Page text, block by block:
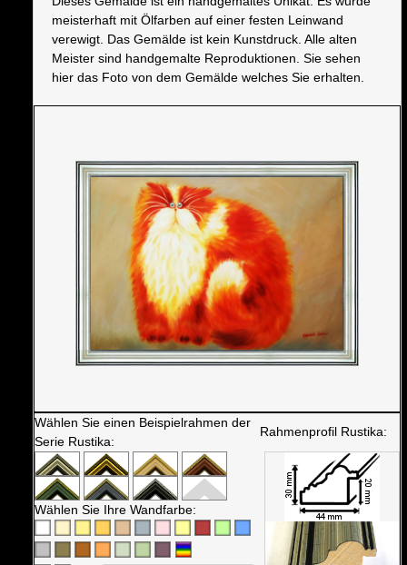
meisterhaft mit Ölfarben auf einer festen Leinwand
verewigt. Das Gemälde ist kein Kunstdruck. Alle alten
Meister sind handgemalte Reproduktionen. Sie sehen
hier das Foto von dem Gemälde welches Sie erhalten.
Wählen Sie einen Beispielrahmen der
Serie Rustika:
Rahmenprofil Rustika:
Wählen Sie Ihre Wandfarbe: